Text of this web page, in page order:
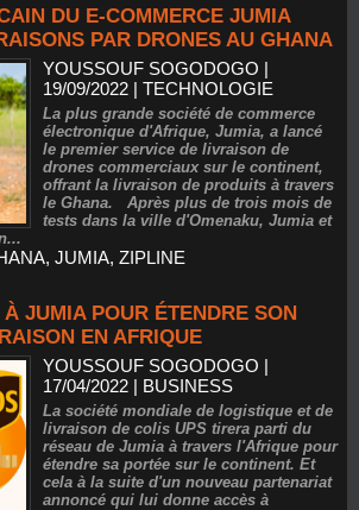
DU E-COMMERCE JUMIA
PAR DRONES AU GHANA
YOUSSOUF SOGODOGO |
19/09/2022 |TECHNOLOGIE
La plus grande société de commerce
électronique d'Afrique, Jumia, a lancé
le premier service de livraison de
drones commerciaux sur le continent,
offrant la livraison de produits à travers
le Ghana. Après plus de trois mois de
tests dans la ville d'Omenaku, Jumia et
, JUMIA, ZIPLINE
JUMIA POUR ÉTENDRE SON
EN AFRIQUE
YOUSSOUF SOGODOGO |
17/04/2022 | BUSINESS
La société mondiale de logistique et de
livraison de colis UPS tirera parti du
réseau de Jumia à travers l'Afrique pour
étendre sa portée sur le continent. Et
cela à la suite d'un nouveau partenariat
annoncé qui lui donne accès à